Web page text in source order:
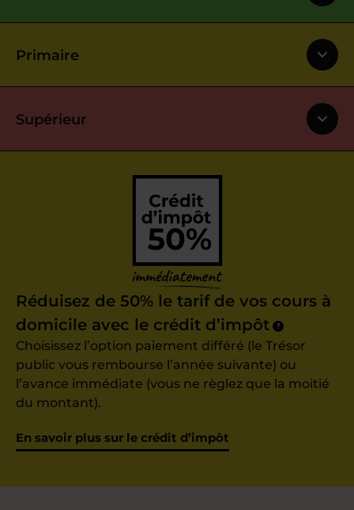
Primaire
Supérieur
Réduisez de 50% le tarif de vos cours à
domicile avec le crédit d’impôt
?
Choisissez l’option paiement différé (le Trésor
public vous rembourse l’année suivante) ou
l’avance immédiate (vous ne règlez que la moitié
du montant).
En savoir plus sur le crédit d’impôt